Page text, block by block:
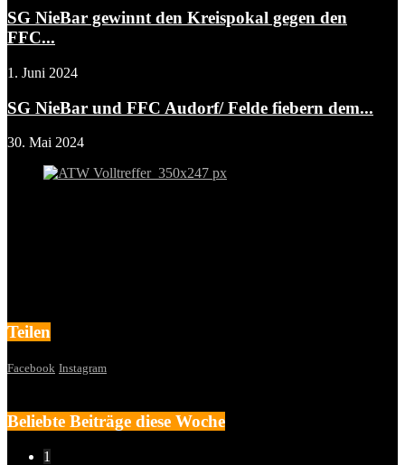
SG NieBar gewinnt den Kreispokal gegen den
FFC...
1. Juni 2024
SG NieBar und FFC Audorf/ Felde fiebern dem...
30. Mai 2024
Teilen
Facebook Instagram
Beliebte Beiträge diese Woche
1